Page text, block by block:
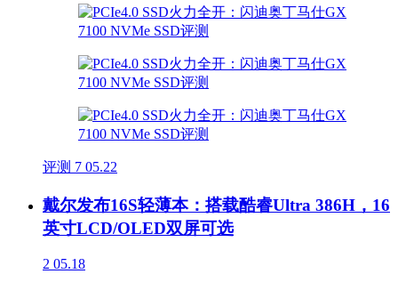
评测 7 05.22
戴尔发布16S轻薄本：搭载酷睿Ultra 386H，16
英寸LCD/OLED双屏可选
2 05.18